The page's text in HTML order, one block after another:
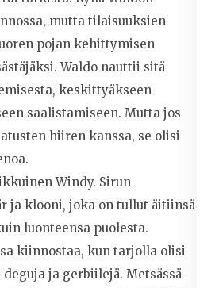
mutta tilaisuuksien
pojan kehittymisen
Waldo nauttii sitä
keskittyäkseen
saalistamiseen. Mutta jos
hiiren kanssa, se olisi
Windy. Sirun
ja klooni, joka on tullut äitiinsä
luonteensa puolesta.
kiinnostaa, kun tarjolla olisi
ja gerbiilejä. Metsässä